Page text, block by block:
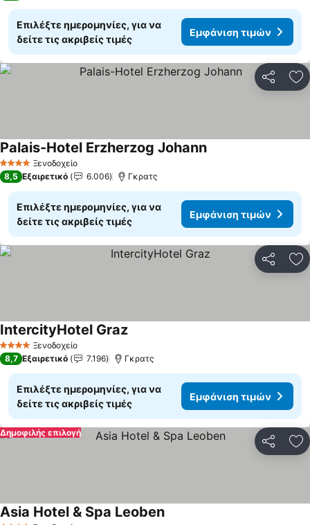
Επιλέξτε ημερομηνίες, για να
δείτε τις ακριβείς τιμές
Εμφάνιση τιμών
4 ΑστέριαΞενοδοχείο
Palais-Hotel Erzherzog JohannΕμφάνιση τιμών
8,5 Εξαιρετικό 6.006 Γκρατς
Επιλέξτε ημερομηνίες, για να
δείτε τις ακριβείς τιμές
Εμφάνιση τιμών
4 ΑστέριαΞενοδοχείο
IntercityHotel GrazΕμφάνιση τιμών
8,7 Εξαιρετικό 7.196 Γκρατς
Επιλέξτε ημερομηνίες, για να
δείτε τις ακριβείς τιμές
Εμφάνιση τιμών
Δημοφιλής επιλογή
Asia Hotel & Spa LeobenΕμφάνιση τιμών